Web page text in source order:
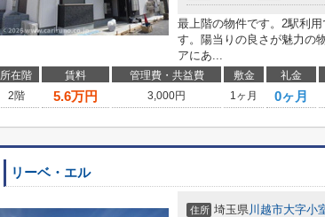
最上階の物件です。2駅利
す。陽当りの良さが魅力の
アにあ...
所在階 賃料 管理費・共益費 敷金 礼金
2階
5.6万円 3,000円 1ヶ月 0ヶ月
リーベ・エル
住所 埼玉県川越市大字小